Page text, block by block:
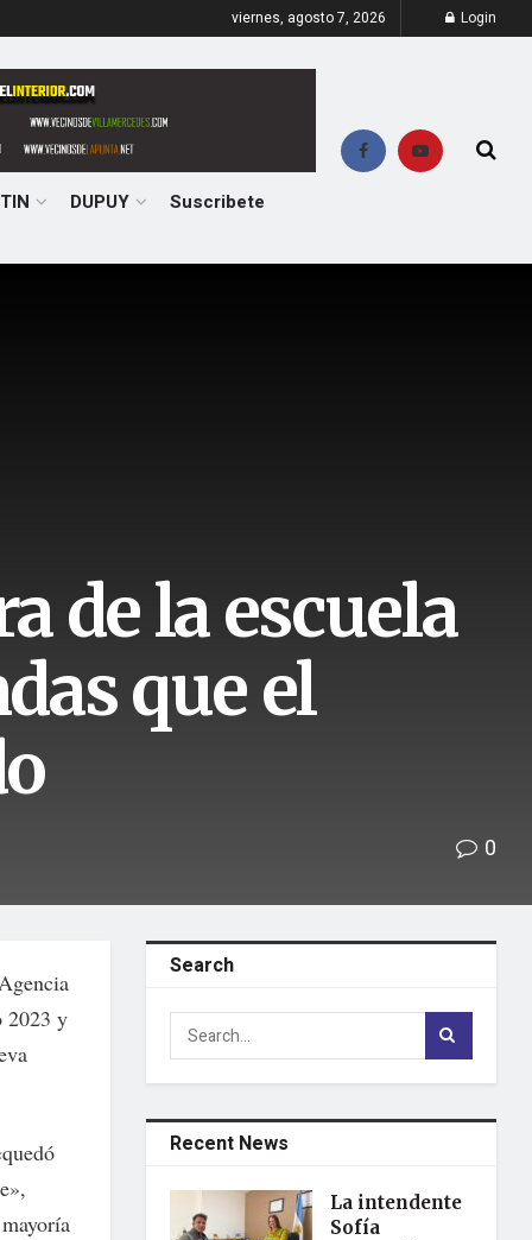
viernes, agosto 7, 2026 Login
DUPUY Suscribete
de la escuela
que el
0
2023 y
Search
Recent News
La intendente
Sofía